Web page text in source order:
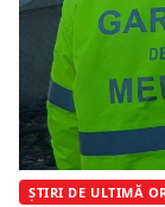
ȘTIRI DE ULTIMĂ